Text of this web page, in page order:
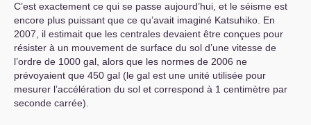
C’est exactement ce qui se passe aujourd’hui, et le séisme est
encore plus puissant que ce qu’avait imaginé Katsuhiko. En
2007, il estimait que les centrales devaient être conçues pour
résister à un mouvement de surface du sol d’une vitesse de
l’ordre de 1000 gal, alors que les normes de 2006 ne
prévoyaient que 450 gal (le gal est une unité utilisée pour
mesurer l’accélération du sol et correspond à 1 centimètre par
seconde carrée).